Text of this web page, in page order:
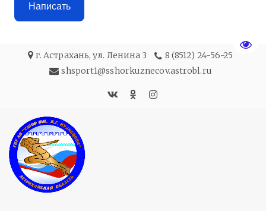
Написать
г. Астрахань,ул. Ленина 3
8 (8512) 24-56-25
shsport1@sshorkuznecov.astrobl.ru